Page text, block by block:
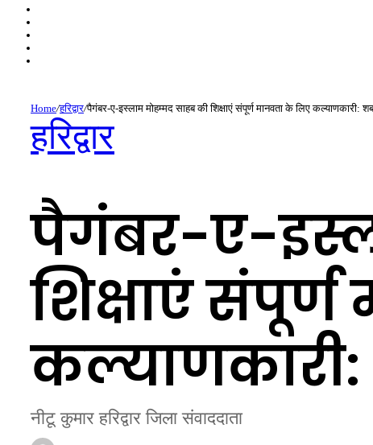
Home/हरिद्वार/पैगंबर-ए-इस्लाम मोहम्मद साहब की शिक्षाएं संपूर्ण मानवता के लिए कल्याणकारी:
हरिद्वार
पैगंबर-ए-
शिक्षाएं
नीटू कुमार हरिद्वार जिला संवाददाता